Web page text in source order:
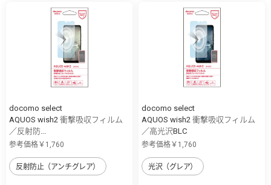
docomo select
AQUOS wish2 衝撃吸収フィルム
／反射防...
参考価格￥1,760
反射防止（アンチグレア）
docomo select
AQUOS wish2 衝撃吸収フィルム
／高光沢BLC
参考価格￥1,760
光沢（グレア）